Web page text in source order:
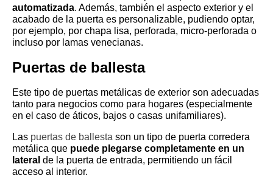
automatizada. Además, también el aspecto exterior y el
acabado de la puerta es personalizable, pudiendo optar,
por ejemplo, por chapa lisa, perforada, micro-perforada o
incluso por lamas venecianas.
Puertas de ballesta
Este tipo de puertas metálicas de exterior son adecuadas
tanto para negocios como para hogares (especialmente
en el caso de áticos, bajos o casas unifamiliares).
Las puertas de ballesta son un tipo de puerta corredera
metálica que puede plegarse completamente en un
lateral de la puerta de entrada, permitiendo un fácil
acceso al interior.